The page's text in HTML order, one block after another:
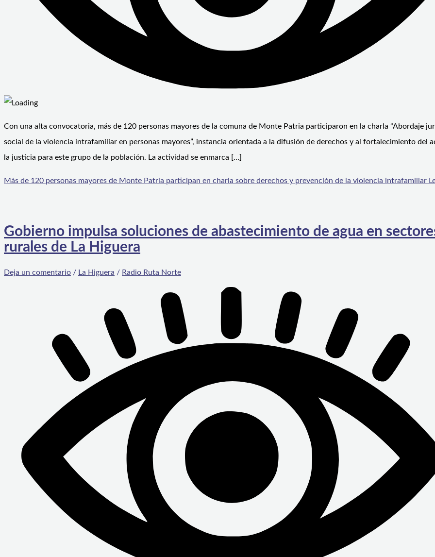
Con una alta convocatoria, más de 120 personas mayores de la comuna de Monte Patria participaron en la charla “Abordaje
social de la violencia intrafamiliar en personas mayores”, instancia orientada a la difusión de derechos y al fortalecimiento del
la justicia para este grupo de la población. La actividad se enmarca […]
Más de 120 personas mayores de Monte Patria participan en charla sobre derechos y prevención de la violencia intrafamiliar
Gobierno impulsa soluciones de abastecimiento de agua en
rurales de La Higuera
Deja un comentario / La Higuera / Radio Ruta Norte